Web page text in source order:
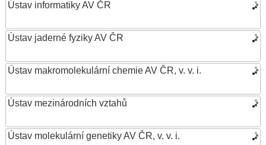
Ústav informatiky AV ČR
Ústav jaderné fyziky AV ČR
Ústav makromolekulární chemie AV ČR, v. v. i.
Ústav mezinárodních vztahů
Ústav molekulární genetiky AV ČR, v. v. i.